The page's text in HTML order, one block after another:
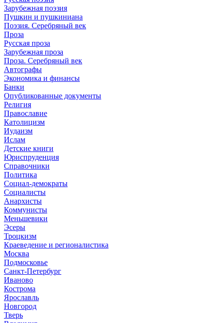
Зарубежная поэзия
Пушкин и пушкиниана
Поэзия. Серебряный век
Проза
Русская проза
Зарубежная проза
Проза. Серебряный век
Автографы
Экономика и финансы
Банки
Опубликованные документы
Религия
Православие
Католицизм
Иудаизм
Ислам
Детские книги
Юриспруденция
Справочники
Политика
Социал-демократы
Социалисты
Анархисты
Коммунисты
Меньшевики
Эсеры
Троцкизм
Краеведение и регионалистика
Москва
Подмосковье
Санкт-Петербург
Иваново
Кострома
Ярославль
Новгород
Тверь